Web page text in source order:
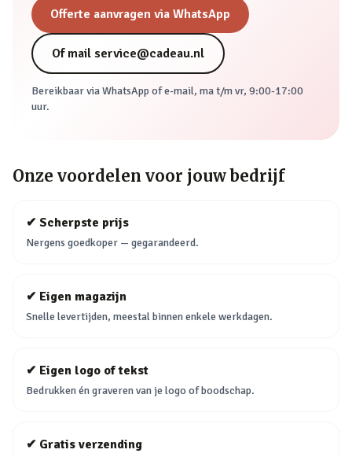
Offerte aanvragen via WhatsApp
Of mail service@cadeau.nl
Bereikbaar via WhatsApp of e-mail, ma t/m vr, 9:00-17:00
uur.
Onze voordelen voor jouw bedrijf
✔ Scherpste prijs
Nergens goedkoper — gegarandeerd.
✔ Eigen magazijn
Snelle levertijden, meestal binnen enkele werkdagen.
✔ Eigen logo of tekst
Bedrukken én graveren van je logo of boodschap.
✔ Gratis verzending